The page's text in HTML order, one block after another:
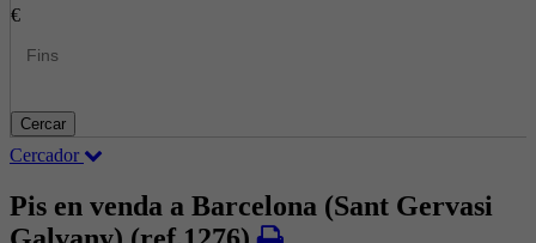
€
Cercar
Cercador
Pis en venda a Barcelona (Sant Gervasi